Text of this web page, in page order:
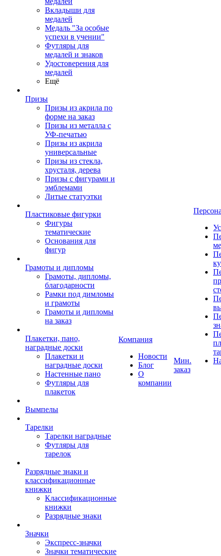
Вкладыши для
медалей
Медаль "За особые
успехи в учении"
Футляры для
медалей и знаков
Удостоверения для
медалей
Ещё
Призы
Призы из акрила по
форме на заказ
Призы из металла с
УФ-печатью
Призы из акрила
универсальные
Призы из стекла,
хрусталя, дерева
Призы с фигурами и
эмблемами
Литые статуэтки
Пластиковые фигурки
Фигуры
тематические
Основания для
фигур
Грамоты и дипломы
Грамоты, дипломы,
благодарности
Рамки под димломы
и грамоты
Грамоты и дипломы
на заказ
Плакетки, пано,
наградные доски
Плакетки и
наградные доски
Настенные пано
Футляры для
плакеток
Вымпелы
Тарелки
Тарелки наградные
Футляры для
тарелок
Разрядные знаки и
классификационные
книжки
Классификационные
книжки
Разрядные знаки
Значки
Экспресс-значки
Значки тематические
Компания
Новости
Блог
О
компании
Мин.
заказ